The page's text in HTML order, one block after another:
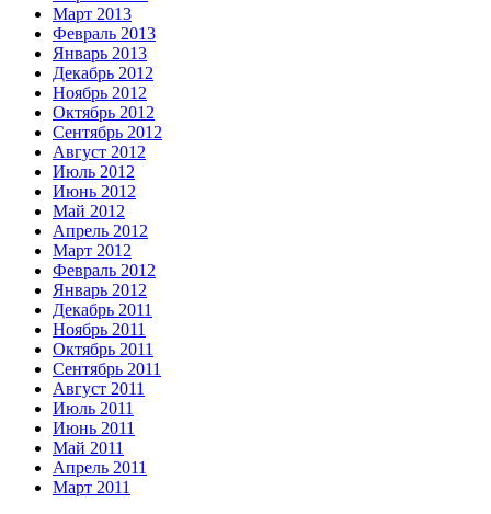
Март 2013
Февраль 2013
Январь 2013
Декабрь 2012
Ноябрь 2012
Октябрь 2012
Сентябрь 2012
Август 2012
Июль 2012
Июнь 2012
Май 2012
Апрель 2012
Март 2012
Февраль 2012
Январь 2012
Декабрь 2011
Ноябрь 2011
Октябрь 2011
Сентябрь 2011
Август 2011
Июль 2011
Июнь 2011
Май 2011
Апрель 2011
Март 2011